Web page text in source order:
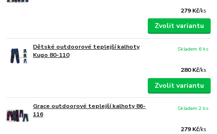
279 Kč/ks
Zvolit variantu
Dětské outdoorové teplejší kalhoty
Kugo 80-110
280 Kč/ks
Skladem 6 ks
Zvolit variantu
Grace outdoorové teplejší kalhoty 86-
116
279 Kč/ks
Skladem 2 ks